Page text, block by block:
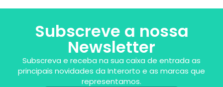
Subscreve a nossa
Newsletter
Subscreva e receba na sua caixa de entrada as
principais novidades da Interorto e as marcas que
representamos.